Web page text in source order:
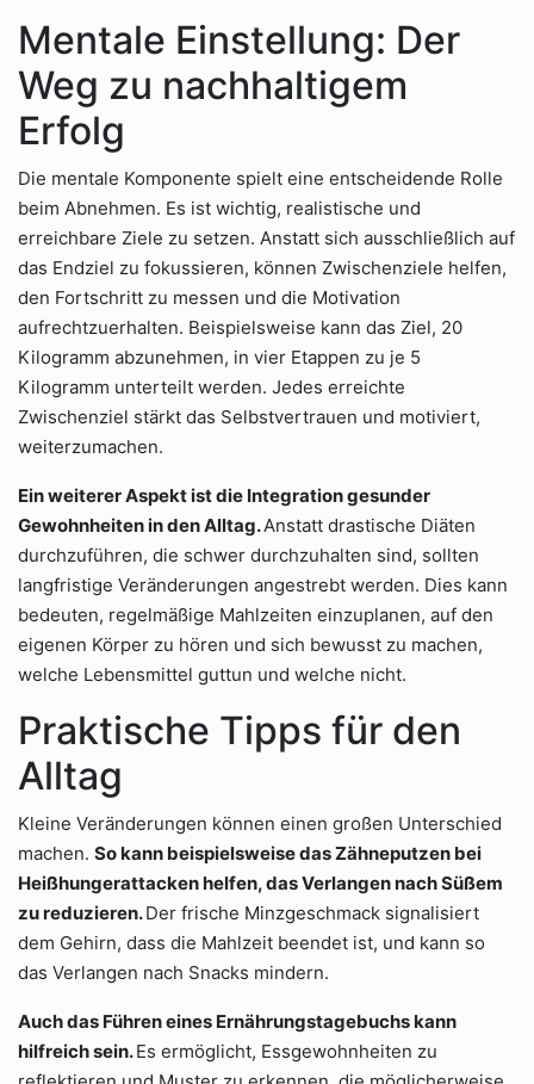
Mentale Einstellung: Der
Weg zu nachhaltigem
Erfolg
Die mentale Komponente spielt eine entscheidende Rolle
beim Abnehmen. Es ist wichtig, realistische und
erreichbare Ziele zu setzen. Anstatt sich ausschließlich auf
das Endziel zu fokussieren, können Zwischenziele helfen,
den Fortschritt zu messen und die Motivation
aufrechtzuerhalten. Beispielsweise kann das Ziel, 20
Kilogramm abzunehmen, in vier Etappen zu je 5
Kilogramm unterteilt werden. Jedes erreichte
Zwischenziel stärkt das Selbstvertrauen und motiviert,
weiterzumachen.
Ein weiterer Aspekt ist die Integration gesunder
Gewohnheiten in den Alltag.Anstatt drastische Diäten
durchzuführen, die schwer durchzuhalten sind, sollten
langfristige Veränderungen angestrebt werden. Dies kann
bedeuten, regelmäßige Mahlzeiten einzuplanen, auf den
eigenen Körper zu hören und sich bewusst zu machen,
welche Lebensmittel guttun und welche nicht.
Praktische Tipps für den
Alltag
Kleine Veränderungen können einen großen Unterschied
machen. So kann beispielsweise das Zähneputzen bei
Heißhungerattacken helfen, das Verlangen nach Süßem
zu reduzieren.Der frische Minzgeschmack signalisiert
dem Gehirn, dass die Mahlzeit beendet ist, und kann so
das Verlangen nach Snacks mindern.
Auch das Führen eines Ernährungstagebuchs kann
hilfreich sein.Es ermöglicht, Essgewohnheiten zu